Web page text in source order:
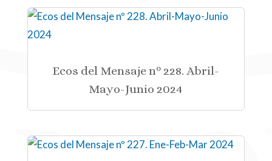
Ecos del Mensaje nº 228. Abril-
Mayo-Junio 2024